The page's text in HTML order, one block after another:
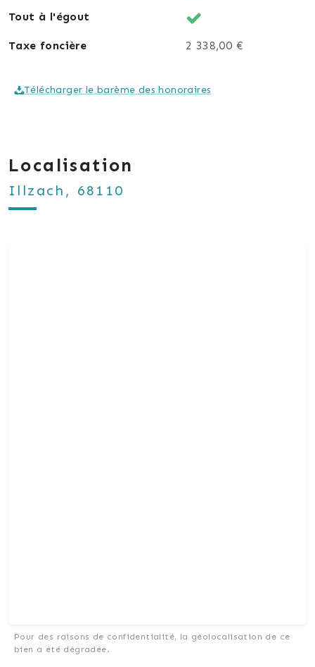
Tout à l'égout
Taxe foncière 2 338,00 €
Télécharger le barème des honoraires
Localisation
Illzach, 68110
Pour des raisons de confidentialité, la géolocalisation de ce
bien a été dégradée.